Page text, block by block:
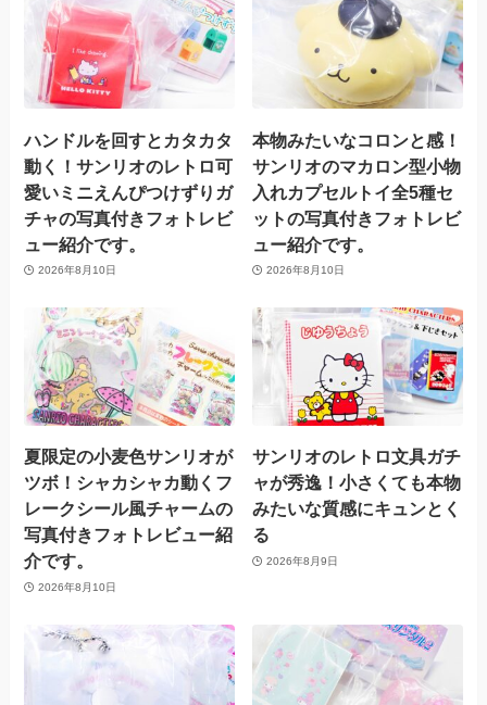
ハンドルを回すとカタカタ
動く！サンリオのレトロ可
愛いミニえんぴつけずりガ
チャの写真付きフォトレビ
ュー紹介です。
2026年8月10日
本物みたいなコロンと感！
サンリオのマカロン型小物
入れカプセルトイ全5種セ
ットの写真付きフォトレビ
ュー紹介です。
2026年8月10日
夏限定の小麦色サンリオが
ツボ！シャカシャカ動くフ
レークシール風チャームの
写真付きフォトレビュー紹
介です。
2026年8月10日
サンリオのレトロ文具ガチ
ャが秀逸！小さくても本物
みたいな質感にキュンとく
る
2026年8月9日